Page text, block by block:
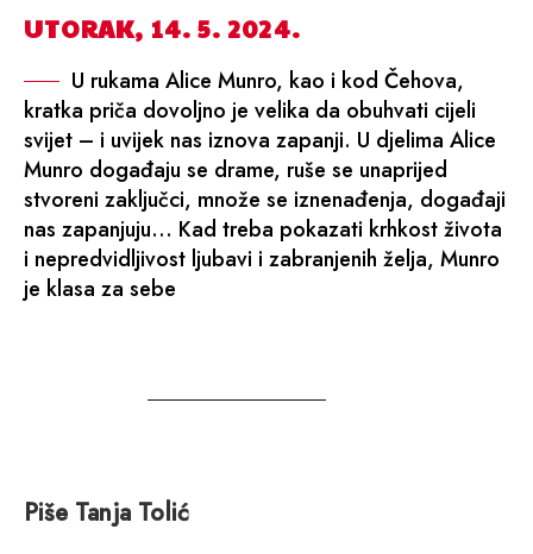
UTORAK, 14. 5. 2024.
U rukama Alice Munro, kao i kod Čehova,
kratka priča dovoljno je velika da obuhvati cijeli
svijet – i uvijek nas iznova zapanji. U djelima Alice
Munro događaju se drame, ruše se unaprijed
stvoreni zaključci, množe se iznenađenja, događaji
nas zapanjuju… Kad treba pokazati krhkost života
i nepredvidljivost ljubavi i zabranjenih želja, Munro
je klasa za sebe
Piše Tanja Tolić